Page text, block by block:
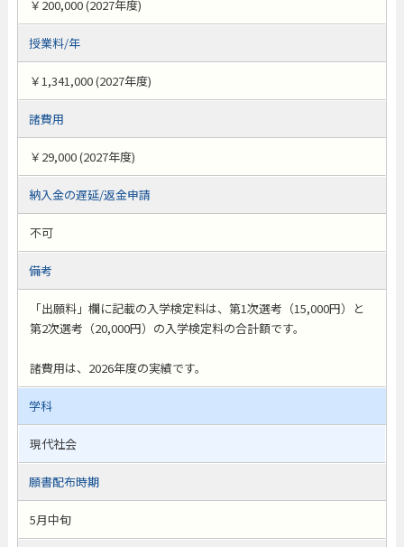
￥200,000 (2027年度)
授業料/年
￥1,341,000 (2027年度)
諸費用
￥29,000 (2027年度)
納入金の遅延/返金申請
不可
備考
「出願料」欄に記載の入学検定料は、第1次選考（15,000円）と
第2次選考（20,000円）の入学検定料の合計額です。
諸費用は、2026年度の実績です。
学科
現代社会
願書配布時期
5月中旬